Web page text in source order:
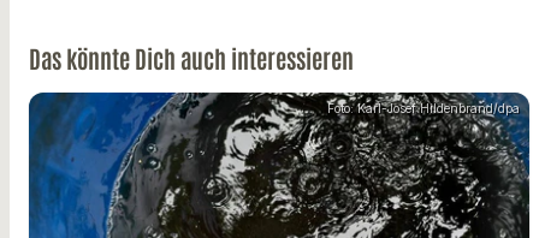
Das könnte Dich auch interessieren
Foto: Karl-Josef Hildenbrand/dpa